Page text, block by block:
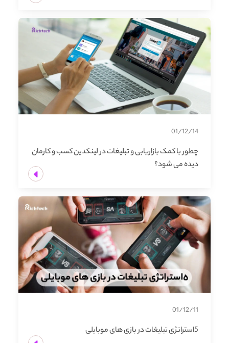
01/12/14
چطور با کمک بازاریابی و تبلیغات در لینکدین کسب و کارمان
دیده می شود؟
01/12/11
5استراتژی تبلیغات در بازی های موبایلی